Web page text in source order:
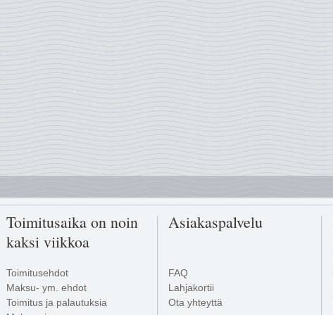
Toimitusaika on noin
kaksi viikkoa
Toimitusehdot
Maksu- ym. ehdot
Toimitus ja palautuksia
Asiakaspalvelu
FAQ
Lahjakortii
Ota yhteyttä